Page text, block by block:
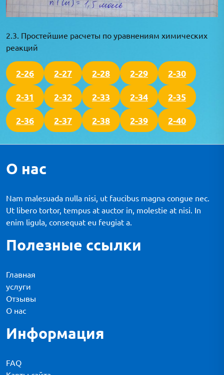
2.3. Простейшие расчеты по уравнениям химических
реакций
2-26 2-27 2-28 2-29 2-30
2-31 2-32 2-33 2-34 2-35
2-36 2-37 2-38 2-39 2-40
О нас
Nam malesuada nulla nisi, ut faucibus magna congue nec.
Ut libero tortor, tempus at auctor in, molestie at nisi. In
enim ligula, consequat eu feugiat a.
Полезные ссылки
Главная
услуги
Отзывы
О нас
Информация
FAQ